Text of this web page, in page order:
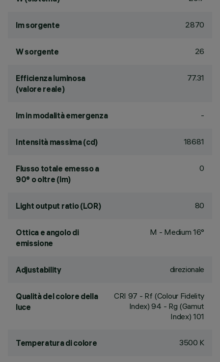
lm sorgente 2870
W sorgente 26
Efficienza luminosa
(valore reale)
77.31
lm in modalità emergenza -
Intensità massima (cd) 18681
Flusso totale emesso a
90° o oltre (lm)
0
Light output ratio (LOR) 80
Ottica e angolo di
emissione
M - Medium 16°
Adjustability direzionale
Qualità del colore della
luce
CRI 97 - Rf (Colour Fidelity
Index) 94 - Rg (Gamut
Index) 101
Temperatura di colore 3500 K